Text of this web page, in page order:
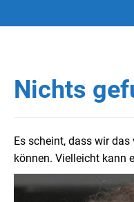
Nichts
Es scheint, dass wir
können. Vielleicht kann